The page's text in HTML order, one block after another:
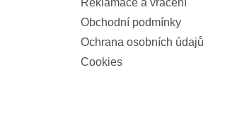
Reklamace a vrácení
Obchodní podmínky
Ochrana osobních údajů
Cookies